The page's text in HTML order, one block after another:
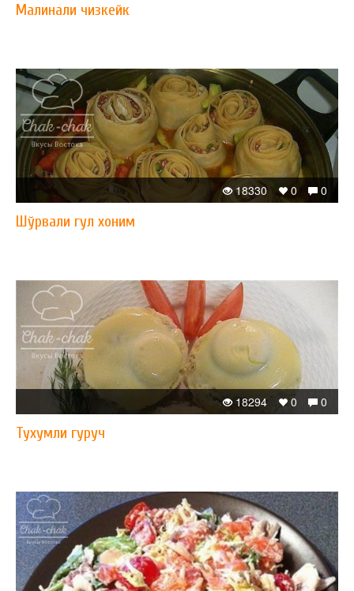
Малинали чизкейк
0
0
18330
Шўрвали гул хоним
0
0
18294
Тухумли гуруч